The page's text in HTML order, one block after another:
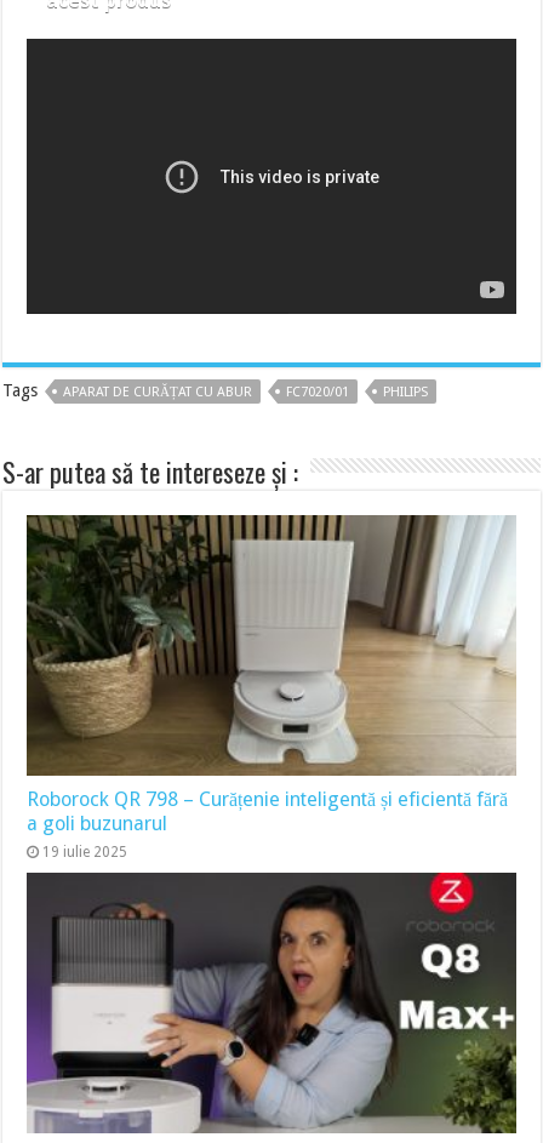
Tags APARAT DE CURĂȚAT CU ABUR FC7020/01 PHILIPS
S-ar putea să te intereseze și :
Roborock QR 798 – Curățenie inteligentă și eficientă fără
a goli buzunarul
19 iulie 2025